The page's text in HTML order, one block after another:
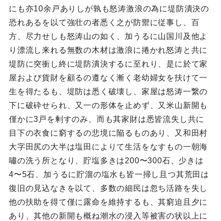
にも亦10余戸ありしが孰も怒涛激浪の為に堤防潰決の
恐れあるを以て強壮の者悉く之が防禦に従事し、百
方、尽力せしも怒涛山の如く、加うるに山国川及他よ
り漂流し来れる無数の木材は激浪に捲かれ怒涛と共に
堤防に突衝し終に堤防潰決するに至れり、是に於て家
屋および貨財を顧るの遵なく漸く老幼婦女を扶けて一
生を得たるも、堤防は悉く破壊し、家屋は怒涛一繋の
下に破砕せられ、又一の形体を止めず、又米山新開も
僅かに3戸を剰すのみ、而も其家財は悉皆流失し共に
目下の衣食に窮するの悲境に陥るものあり、又和田村
大字田尻の大半は塩田によりて生活をなすもの一朝海
嘯の洗う所となり、貯塩多きは200〜300石、少きは
4〜5石、加うるに貯溜の塩水も皆一掃し且つ其荒田は
復旧の見込なきを以て、多数の細民は忽ち活路を失し
他の扶助を得て僅に露命を維持するも、其窮迫且夕に
あり、其他の新開も概ね潮水の浸入等被害の状以上に